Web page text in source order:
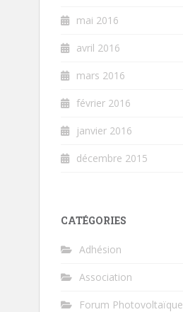
mai 2016
avril 2016
mars 2016
février 2016
janvier 2016
décembre 2015
CATÉGORIES
Adhésion
Association
Forum Photovoltaïque